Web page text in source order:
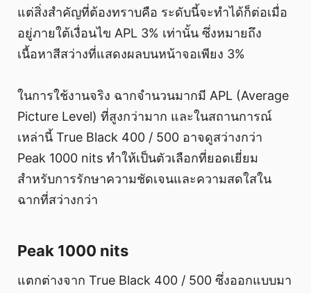
แต่สิ่งสำคัญที่ต้องทราบคือ ระดับนี้จะทำได้ก็ต่อเมื่อ
อยู่ภายใต้เงื่อนไข APL 3% เท่านั้น ซึ่งหมายถึง
เนื้อหาสีสว่างที่แสดงผลบนหน้าจอเพียง 3%
ในการใช้งานจริง ฉากจำนวนมากมี APL (Average
Picture Level) ที่สูงกว่ามาก และในสถานการณ์
เหล่านี้ True Black 400 / 500 อาจดูสว่างกว่า
Peak 1000 nits ทำให้เป็นตัวเลือกที่ยอดเยี่ยม
สำหรับการรักษาความชัดเจนและความสดใสใน
ฉากที่สว่างกว่า
Peak 1000 nits
แตกต่างจาก True Black 400 / 500 ซึ่งออกแบบมา